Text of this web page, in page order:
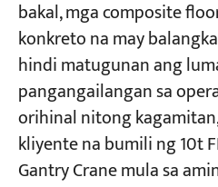
bakal, mga composite
konkreto na may
hindi matugunan ang
pangangailangan sa
orihinal nitong
kliyente na bumili ng 10t
Gantry Crane mula sa